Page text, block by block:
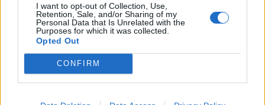
I want to opt-out of Collection, Use,
Retention, Sale, and/or Sharing of my
Personal Data that Is Unrelated with the
Purposes for which it was collected.
Opted Out
CONFIRM